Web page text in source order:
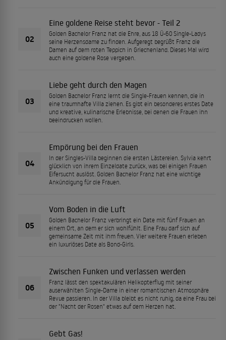
02
Eine goldene Reise steht bevor - Teil 2
Golden Bachelor Franz hat die Ehre, aus 18 Ü-60 Single-Ladys
seine Herzensdame zu finden. Aufgeregt begrüßt Franz die
Damen auf dem roten Teppich in Griechenland. Dieses Mal wird
auch eine goldene Rose vergeben.
03
Liebe geht durch den Magen
Golden Bachelor Franz lernt die Single-Frauen kennen, die in
eine traumhafte Villa ziehen. Es gibt ein besonderes erstes Date
und kreative, kulinarische Erlebnisse, bei denen die Frauen ihn
beeindrucken wollen.
04
Empörung bei den Frauen
In der Singles-Villa beginnen die ersten Lästereien. Sylvia kehrt
glücklich von ihrem Einzeldate zurück, was bei einigen Frauen
Eifersucht auslöst. Golden Bachelor Franz hat eine wichtige
Ankündigung für die Frauen.
05
Vom Boden in die Luft
Golden Bachelor Franz verbringt ein Date mit fünf Frauen an
einem Ort, an dem er sich wohlfühlt. Eine Frau darf sich auf
gemeinsame Zeit mit ihm freuen. Vier weitere Frauen erleben
ein luxuriöses Date als Bond-Girls.
06
Zwischen Funken und verlassen werden
Franz lässt den spektakulären Helikopterflug mit seiner
auserwählten Single-Dame in einer romantischen Atmosphäre
Revue passieren. In der Villa bleibt es nicht ruhig, da eine Frau bei
der "Nacht der Rosen" etwas auf dem Herzen hat.
Gebt Gas!